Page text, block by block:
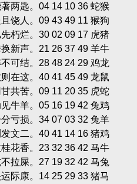
两匙。04 14 10 36 蛇猴
饶人。09 43 49 11 猴狗
朽烂。30 02 09 17 虎猪
新声。21 26 37 49 羊牛
可结。28 48 24 29 鸡龙
在这。40 41 45 49 龙鼠
共苦。09 11 20 35 虎蛇
牛羊。05 16 19 42 兔鸡
亏损。34 07 03 32 兔羊
文二。40 41 14 16 猪鸡
花香。23 32 36 42 马牛
拉屎。27 19 32 42 马兔
际康。14 25 29 33 猪马